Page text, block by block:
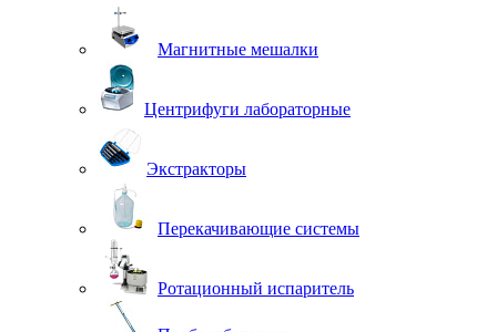
Магнитные мешалки
Центрифуги лабораторные
Экстракторы
Перекачивающие системы
Ротационный испаритель